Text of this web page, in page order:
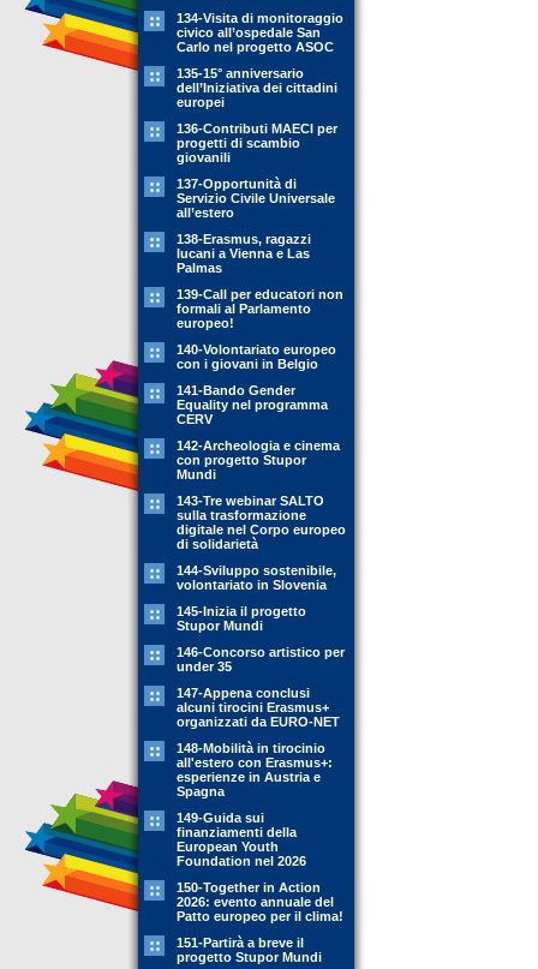
134-Visita di monitoraggio
civico all’ospedale San
Carlo nel progetto ASOC
135-15° anniversario
dell’Iniziativa dei cittadini
europei
136-Contributi MAECI per
progetti di scambio
giovanili
137-Opportunità di
Servizio Civile Universale
all’estero
138-Erasmus, ragazzi
lucani a Vienna e Las
Palmas
139-Call per educatori non
formali al Parlamento
europeo!
140-Volontariato europeo
con i giovani in Belgio
141-Bando Gender
Equality nel programma
CERV
142-Archeologia e cinema
con progetto Stupor
Mundi
143-Tre webinar SALTO
sulla trasformazione
digitale nel Corpo europeo
di solidarietà
144-Sviluppo sostenibile,
volontariato in Slovenia
145-Inizia il progetto
Stupor Mundi
146-Concorso artistico per
under 35
147-Appena conclusi
alcuni tirocini Erasmus+
organizzati da EURO-NET
148-Mobilità in tirocinio
all'estero con Erasmus+:
esperienze in Austria e
Spagna
149-Guida sui
finanziamenti della
European Youth
Foundation nel 2026
150-Together in Action
2026: evento annuale del
Patto europeo per il clima!
151-Partirà a breve il
progetto Stupor Mundi